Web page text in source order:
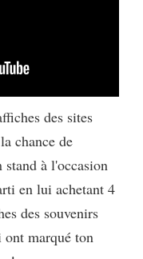
des sites
chance de
stand à l'occasion
en lui achetant 4
des souvenirs
marqué ton